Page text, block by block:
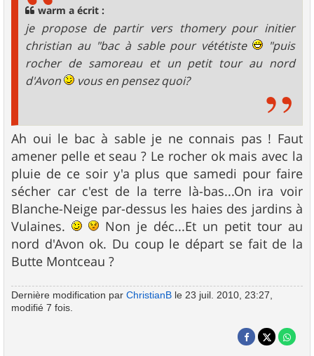
warm a écrit :
je propose de partir vers thomery pour initier
christian au "bac à sable pour vététiste
"puis
rocher de samoreau et un petit tour au nord
d'Avon
vous en pensez quoi?
Ah oui le bac à sable je ne connais pas ! Faut
amener pelle et seau ? Le rocher ok mais avec la
pluie de ce soir y'a plus que samedi pour faire
sécher car c'est de la terre là-bas...On ira voir
Blanche-Neige par-dessus les haies des jardins à
Vulaines.
Non je déc...Et un petit tour au
nord d'Avon ok. Du coup le départ se fait de la
Butte Montceau ?
Dernière modification par ChristianB le 23 juil. 2010, 23:27,
modifié 7 fois.